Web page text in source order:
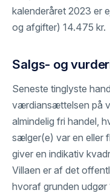
kalenderåret 2023 er
og afgifter) 14.475 kr.
Salgs- og
Seneste tinglyste
værdiansættelsen på
almindelig fri handel,
sælger(e) var en eller
giver en indikativ
Villaen er af det
hvoraf grunden udgør